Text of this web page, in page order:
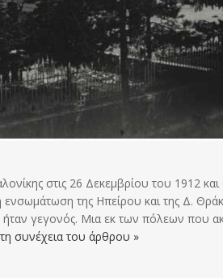
στις 26 Δεκεμβρίου του 1912 και
ενσωμάτωση της Ηπείρου και της Δ.
γεγονός. Μια εκ των πόλεων που
συνέχεια του άρθρου »